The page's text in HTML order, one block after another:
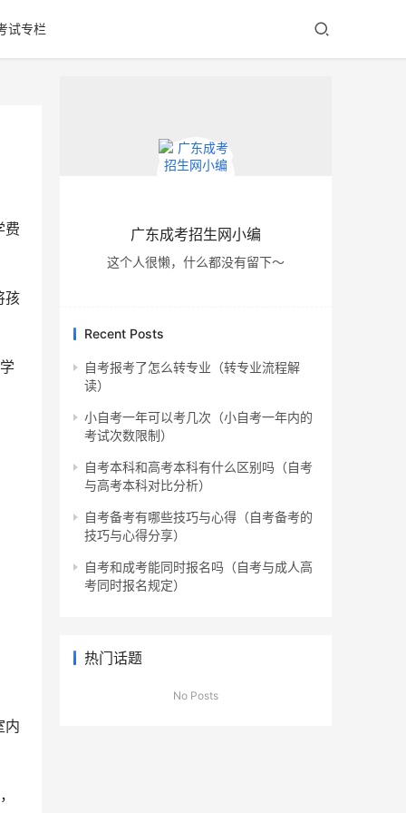
试专栏
费
孩
内
广东成考招生网小编
这个人很懒，什么都没有留下～
Recent Posts
自考报考了怎么转专业（转专业流程解
读）
小自考一年可以考几次（小自考一年内的
考试次数限制）
自考本科和高考本科有什么区别吗（自考
与高考本科对比分析）
自考备考有哪些技巧与心得（自考备考的
技巧与心得分享）
自考和成考能同时报名吗（自考与成人高
考同时报名规定）
热门话题
No Posts